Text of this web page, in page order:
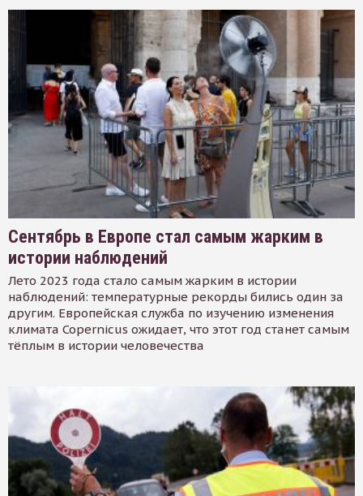
Сентябрь в Европе стал самым жарким в
истории наблюдений
Лето 2023 года стало самым жарким в истории
наблюдений: температурные рекорды бились один за
другим. Европейская служба по изучению изменения
климата Copernicus ожидает, что этот год станет самым
тёплым в истории человечества